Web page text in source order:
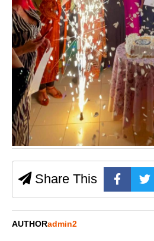
Share This
AUTHORadmin2